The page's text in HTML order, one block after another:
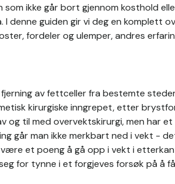
ikke går bort gjennom kosthold
denne guiden gir vi deg en komplett
fordeler og ulemper, andres
av fettceller fra bestemte
kirurgiske inngrepet, etter
og til med overvektskirurgi, men har
går man ikke merkbart ned i vekt -
et poeng å gå opp i vekt i
for tynne i et forgjeves forsøk på å